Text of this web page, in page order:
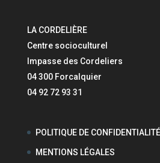
LA CORDELIÈRE
Centre socioculturel
Impasse des Cordeliers
04 300 Forcalquier
04 92 72 93 31
POLITIQUE DE CONFIDENTIALITÉ
MENTIONS LÉGALES